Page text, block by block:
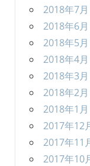
2018年7月
2018年6月
2018年5月
2018年4月
2018年3月
2018年2月
2018年1月
2017年12
2017年11
2017年10